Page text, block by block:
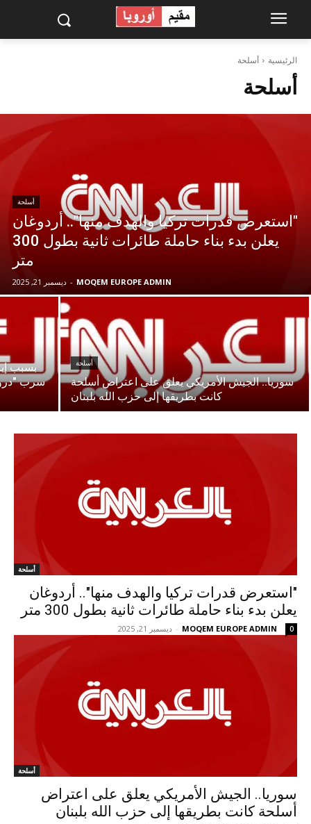
الرئيسية أسلحة
أسلحة
أسلحة
"استعرض قدرات تركيا والهدف منها".. أردوغان
يعلن بدء بناء حاملة طائرات ثانية بطول 300
متر
MOQEM EUROPE ADMIN
- ديسمبر 21, 2025
أسلحة
سوريا.. الجيش الأمريكي يعلق على اعتراض أسلحة
كانت بطريقها إلى حزب الله بلبنان
سرب
أسلحة
"استعرض قدرات تركيا والهدف منها".. أردوغان
يعلن بدء بناء حاملة طائرات ثانية بطول 300 متر
MOQEM EUROPE ADMIN
- ديسمبر 21, 2025 0
أسلحة
سوريا.. الجيش الأمريكي يعلق على اعتراض
أسلحة كانت بطريقها إلى حزب الله بلبنان